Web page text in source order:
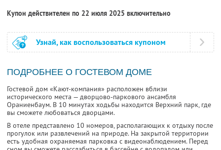
Купон действителен по 22 июля 2025 включительно
Узнай, как воспользоваться купоном
ПОДРОБНЕЕ О ГОСТЕВОМ ДОМЕ
Гостевой дом «Кают-компания» расположен вблизи
исторического места — дворцово-паркового ансамбля
Ораниенбаум. В 10 минутах ходьбы находится Верхний парк, где
вы сможете любоваться дворцами.
В отеле представлено 10 номеров, располагающих к отдыху после
прогулок или развлечений на природе. На закрытой территории
есть удобная охраняемая парковка с видеонаблюдением. Перед